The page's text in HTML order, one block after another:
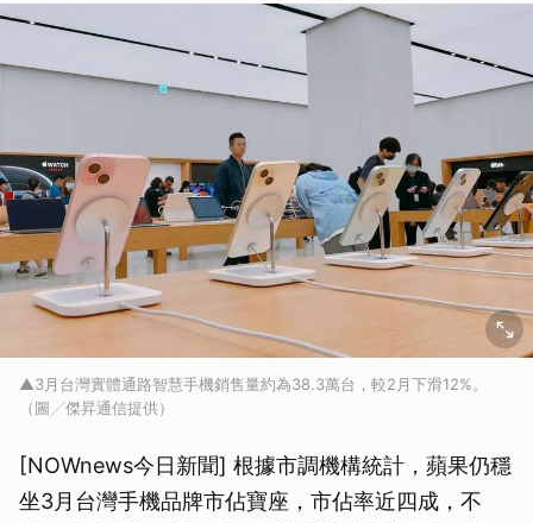
▲3月台灣實體通路智慧手機銷售量約為38.3萬台，較2月下滑12%。
（圖╱傑昇通信提供）
[NOWnews今日新聞] 根據市調機構統計，蘋果仍穩
坐3月台灣手機品牌市佔寶座，市佔率近四成，不